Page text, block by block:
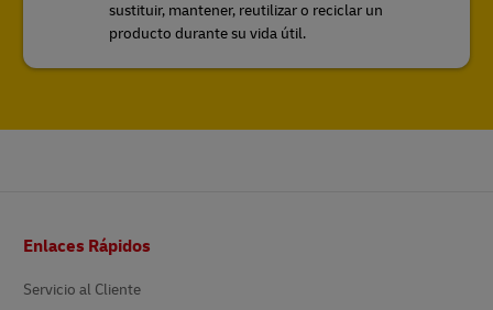
sustituir, mantener, reutilizar o reciclar un
producto durante su vida útil.
de
Enlaces Rápidos
Servicio al Cliente